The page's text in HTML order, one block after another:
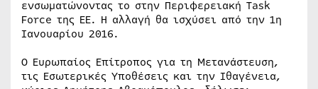
ενσωματώνοντας το στην Περιφερειακή Task
Force της ΕΕ. Η αλλαγή θα ισχύσει από την 1η
Ιανουαρίου 2016.
Ο Ευρωπαίος Επίτροπος για τη Μετανάστευση,
τις Εσωτερικές Υποθέσεις και την Ιθαγένεια,